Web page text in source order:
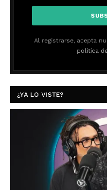
Al registrarse, acepta
política
¿YA LO VISTE?